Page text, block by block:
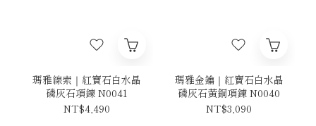
瑪雅線索｜紅寶石白水晶
磷灰石項鍊 N0041
NT$4,490
瑪雅金鑰｜紅寶石白水晶
磷灰石黃銅項鍊 N0040
NT$3,090